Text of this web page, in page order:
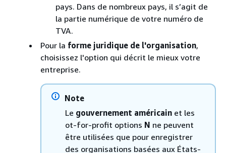
pays. Dans de nombreux pays, il s’agit de
la partie numérique de votre numéro de
TVA.
Pour la forme juridique de l'organisation,
choisissez l'option qui décrit le mieux votre
entreprise.
Note
Le gouvernement américain et les
ot-for-profit options N ne peuvent
être utilisées que pour enregistrer
des organisations basées aux États-